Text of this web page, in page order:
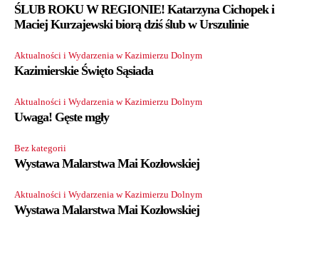
ŚLUB ROKU W REGIONIE! Katarzyna Cichopek i
Maciej Kurzajewski biorą dziś ślub w Urszulinie
Aktualności i Wydarzenia w Kazimierzu Dolnym
Kazimierskie Święto Sąsiada
Aktualności i Wydarzenia w Kazimierzu Dolnym
Uwaga! Gęste mgły
Bez kategorii
Wystawa Malarstwa Mai Kozłowskiej
Aktualności i Wydarzenia w Kazimierzu Dolnym
Wystawa Malarstwa Mai Kozłowskiej